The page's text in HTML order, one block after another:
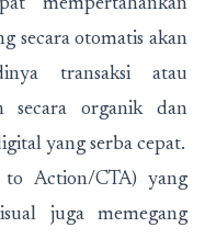
mempertahankan
secara otomatis akan
transaksi atau
secara organik dan
yang serba cepat.
Action/CTA) yang
juga memegang